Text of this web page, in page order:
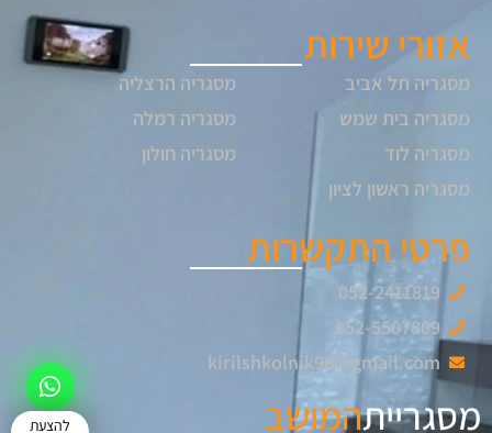
אזורי שירות
מסגריה תל אביב
מסגריה בית שמש
מסגריה לוד
מסגריה ראשון לציון
מסגריה הרצליה
מסגריה רמלה
מסגריה חולון
פרטי התקשרות
052-2411819
052-5507809
kirilshkolnik96@gmail.com
מסגרייתהמושב להצעת